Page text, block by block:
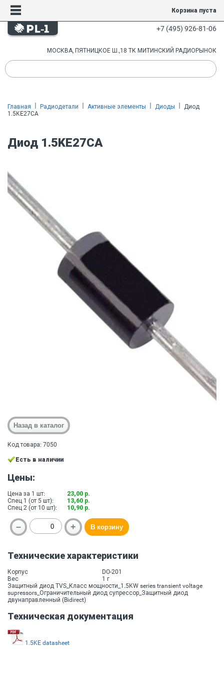
Корзина пуста
+7 (495) 926-81-06
МОСКВА, ПЯТНИЦКОЕ Ш.,18 ТК МИТИНСКИЙ РАДИОРЫНОК
Главная Радиодетали Активные элементы Диоды
Диод
1.5KE27CA
Диод 1.5KE27CA
Код товара: 7050
Есть в наличии
Цены:
Цена за 1 шт:
23,00 р.
Спец 1 (от 5 шт):
13,60 р.
Спец 2 (от 10 шт):
10,90 р.
Технические характеристики
Корпус
DO-201
Вес
1 г
Защитный диод TVS_Класс мощности_1.5KW series transient voltage
supressors_Ограничительный диод супрессор_Защитный диод
двунаправленный (Bidirect)
Техническая документация
1.5KE datasheet